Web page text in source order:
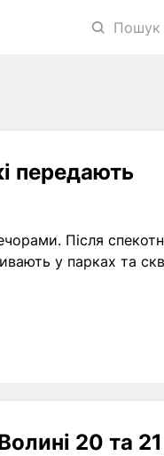
Пошук
передають
Після
у парках та
20 та 21